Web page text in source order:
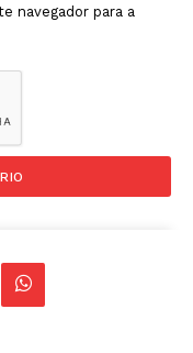
navegador para a